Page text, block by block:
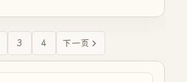
3 4 下一页